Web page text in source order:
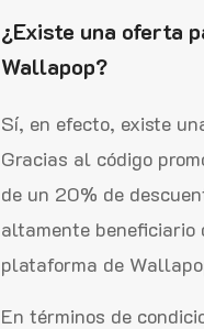
¿Existe una oferta
Wallapop?
Sí, en efecto, existe
Gracias al código
de un 20% de
altamente
plataforma de
En términos de